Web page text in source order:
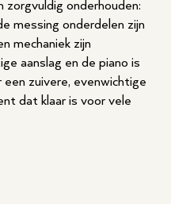
zorgvuldig onderhouden:
messing onderdelen zijn
mechaniek zijn
aanslag en de piano is
zuivere, evenwichtige
dat klaar is voor vele